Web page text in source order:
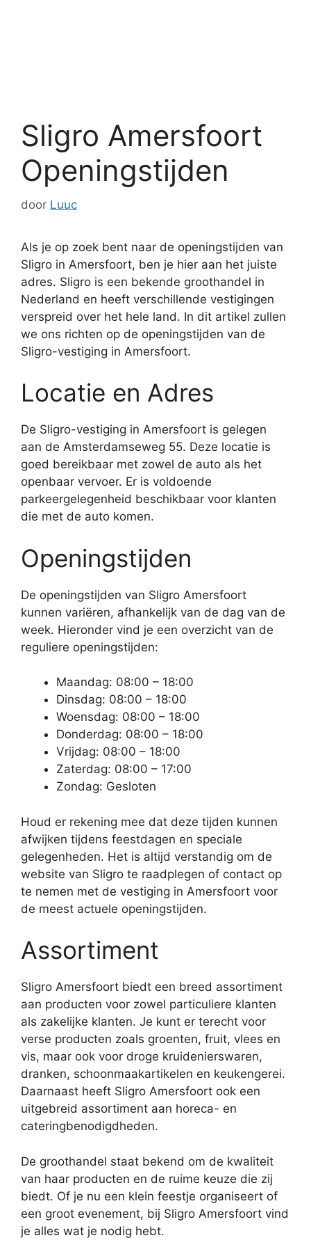
Sligro Amersfoort
Openingstijden
door Luuc
Als je op zoek bent naar de openingstijden van
Sligro in Amersfoort, ben je hier aan het juiste
adres. Sligro is een bekende groothandel in
Nederland en heeft verschillende vestigingen
verspreid over het hele land. In dit artikel zullen
we ons richten op de openingstijden van de
Sligro-vestiging in Amersfoort.
Locatie en Adres
De Sligro-vestiging in Amersfoort is gelegen
aan de Amsterdamseweg 55. Deze locatie is
goed bereikbaar met zowel de auto als het
openbaar vervoer. Er is voldoende
parkeergelegenheid beschikbaar voor klanten
die met de auto komen.
Openingstijden
De openingstijden van Sligro Amersfoort
kunnen variëren, afhankelijk van de dag van de
week. Hieronder vind je een overzicht van de
reguliere openingstijden:
Maandag: 08:00 – 18:00
Dinsdag: 08:00 – 18:00
Woensdag: 08:00 – 18:00
Donderdag: 08:00 – 18:00
Vrijdag: 08:00 – 18:00
Zaterdag: 08:00 – 17:00
Zondag: Gesloten
Houd er rekening mee dat deze tijden kunnen
afwijken tijdens feestdagen en speciale
gelegenheden. Het is altijd verstandig om de
website van Sligro te raadplegen of contact op
te nemen met de vestiging in Amersfoort voor
de meest actuele openingstijden.
Assortiment
Sligro Amersfoort biedt een breed assortiment
aan producten voor zowel particuliere klanten
als zakelijke klanten. Je kunt er terecht voor
verse producten zoals groenten, fruit, vlees en
vis, maar ook voor droge kruidenierswaren,
dranken, schoonmaakartikelen en keukengerei.
Daarnaast heeft Sligro Amersfoort ook een
uitgebreid assortiment aan horeca- en
cateringbenodigdheden.
De groothandel staat bekend om de kwaliteit
van haar producten en de ruime keuze die zij
biedt. Of je nu een klein feestje organiseert of
een groot evenement, bij Sligro Amersfoort vind
je alles wat je nodig hebt.